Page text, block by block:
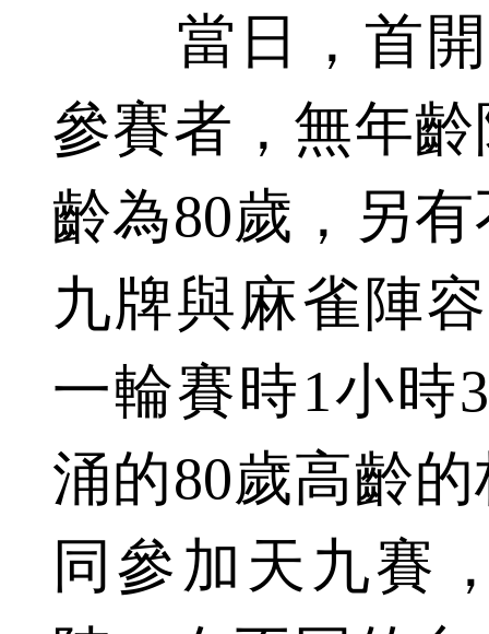
當日，首開8
參賽者，無年
齡為80歲，另
九牌與麻雀陣
一輪賽時1小時
涌的80歲高齡
同參加天九賽